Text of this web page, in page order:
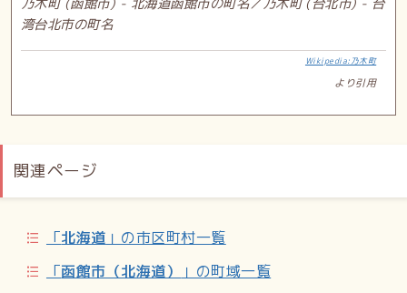
湾台北市の町名
Wikipedia:乃木町
より引用
関連ページ
「北海道 」の市区町村一覧
「函館市（北海道）
」の町域一覧